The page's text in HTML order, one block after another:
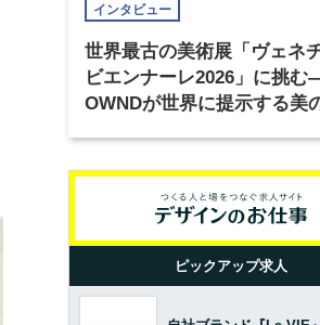
インタビュー
世界最古の美術展「ヴェネ
ビエンナーレ2026」に挑む
OWNDが世界に提示する美
ピックアップ求人